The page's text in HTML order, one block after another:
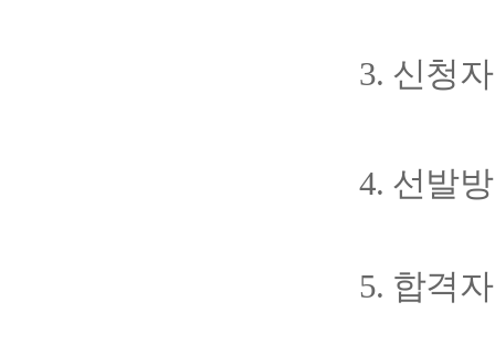
3. 신청
4. 선발
5. 합격